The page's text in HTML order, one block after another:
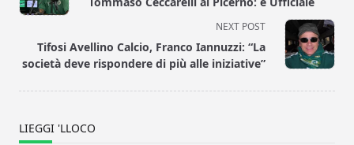
subtitle
reader-
text">Page</span>
NEXT POST
Tifosi Avellino Calcio, Franco Iannuzzi: “La
società deve rispondere di più alle iniziative”
LIEGGI 'LLOCO